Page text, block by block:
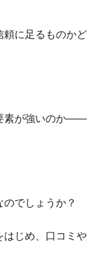
頼に足るものかど
素が強いのか――
でしょうか？
はじめ、口コミや